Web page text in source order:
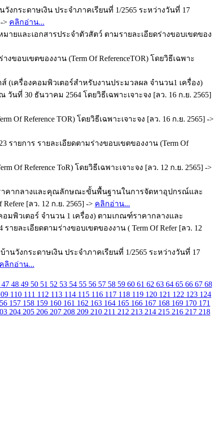
กระดาษเงิน ประจำภาคเรียนที่ 1/2565 ระหว่างวันที่ 17
> คลิกอ่าน...
ยและเอกสารประจำตัวสัตว์ ตามรายละเอียดร่างขอบเขตของ
บเขตของงาน (Term Of ReferenceTOR) โดยวิธีเฉพาะ
(เครื่องคอมพิวเตอร์สำหรับงานประมวลผล จำนวน1 เครื่อง)
30 ธันวาคม 2564 โดยวิธีเฉพาะเจาะจง [ลว. 16 ก.ย. 2565]
Reference TOR) โดยวิธีเฉพาะเจาะจง [ลว. 16 ก.ย. 2565] ->
ายการ รายละเอียดตามร่างขอบเขตของงาน (Term Of
Reference ToR) โดยวิธีเฉพาะเจาะจง [ลว. 12 ก.ย. 2565] ->
าคากลางและคุณลักษณะขั้นพื้นฐานในการจัดหาอุปกรณ์และ
[ลว. 12 ก.ย. 2565] -> คลิกอ่าน...
พิวเตอร์ จำนวน 1 เครื่อง) ตามเกณฑ์ราคากลางและ
ะเอียดตามร่างขอบเขตของงาน ( Term Of Refer [ลว. 12
วังกระดาษเงิน ประจำภาคเรียนที่ 1/2565 ระหว่างวันที่ 17
คลิกอ่าน...
47 48 49 50 51 52 53 54 55 56 57 58 59 60 61 62 63 64 65 66 67 68
110 111 112 113 114 115 116 117 118 119 120 121 122 123 124
157 158 159 160 161 162 163 164 165 166 167 168 169 170 171
204 205 206 207 208 209 210 211 212 213 214 215 216 217 218